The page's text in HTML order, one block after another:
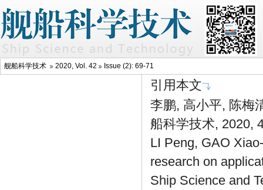
舰船科学技术 2020, Vol. 42 Issue (2): 69-71
引用本文
李鹏, 高小平, 陈梅
船科学技术, 2020,
LI Peng, GAO
research on
Ship Science and